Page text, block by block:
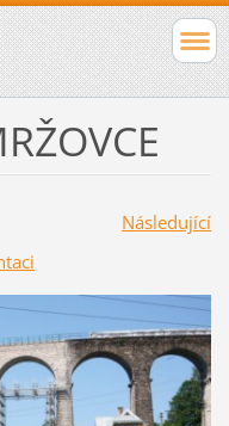
Následující